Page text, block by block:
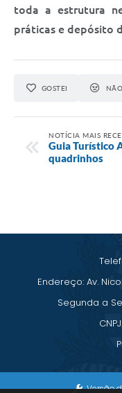
toda a estrutura
práticas e depósito
GOSTEI
NOTÍCIA MAIS
Guia Turístico
quadrinhos
Endereço: Av.
Segunda a
Versão